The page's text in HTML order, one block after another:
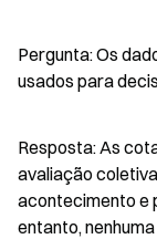
Pergunta: Os
usados para
Resposta: As
avaliação
acontecimento e
entanto,